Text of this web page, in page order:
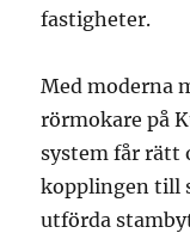
fastigheter.
Med moderna
rörmokare på
system får rätt
kopplingen till
utförda